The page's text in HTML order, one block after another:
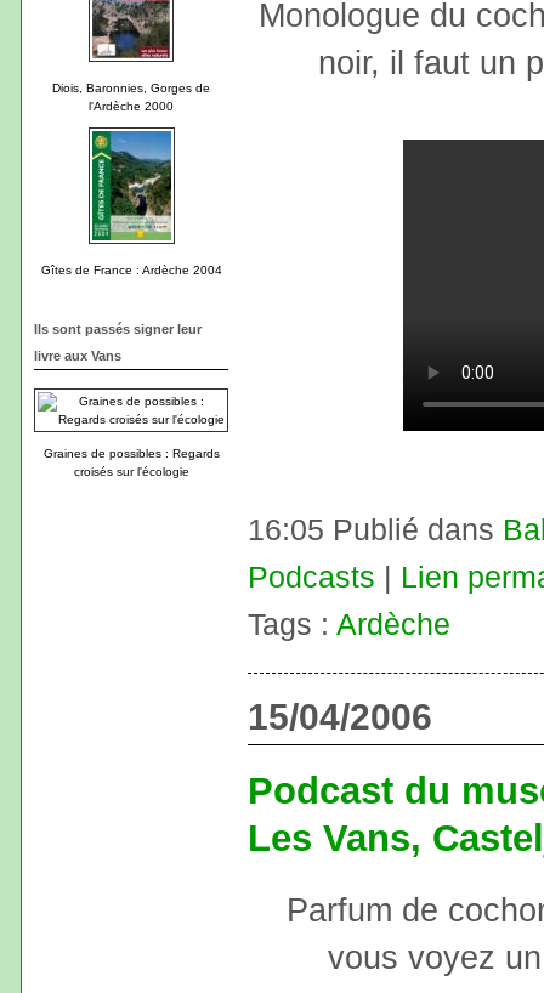
Diois, Baronnies, Gorges de
l'Ardèche 2000
Gîtes de France : Ardèche 2004
Ils sont passés signer leur
livre aux Vans
Graines de possibles : Regards
croisés sur l'écologie
Monologue du
noir, il faut un
16:05 Publié dans
Podcasts
Lien
Tags : Ardèche
15/04/2006
Podcast du
Les Vans,
Parfum de
vous voyez